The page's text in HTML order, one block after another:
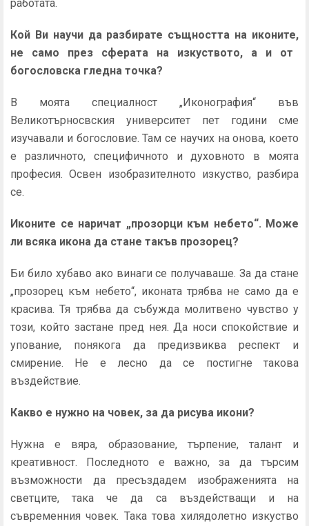
работата.
Кой Ви научи да разбирате същността на иконите,
не само през сферата на изкуството, а и от
богословска гледна точка?
В моята специалност „Иконография“ във
Великотърносвския университет пет години сме
изучавали и богословие. Там се научих на онова, което
е различното, специфичното и духовното в моята
професия. Освен изобразителното изкуство, разбира
се.
Иконите се наричат „прозорци към небето“. Може
ли всяка икона да стане такъв прозорец?
Би било хубаво ако винаги се получаваше. За да стане
„прозорец към небето“, иконата трябва не само да е
красива. Тя трябва да събужда молитвено чувство у
този, който застане пред нея. Да носи спокойствие и
упование, понякога да предизвиква респект и
смирение. Не е лесно да се постигне такова
въздействие.
Какво е нужно на човек, за да рисува икони?
Нужна е вяра, образование, търпение, талант и
креативност. Последното е важно, за да търсим
възможности да пресъздадем изображенията на
светците, така че да са въздействащи и на
съвременния човек. Така това хилядолетно изкуство